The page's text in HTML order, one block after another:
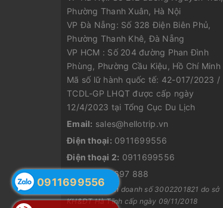
Phường Thanh Xuân, Hà Nội
VP Đà Nẵng: Số 328 Điện Biên Phủ,
Phường Thanh Khê, Đà Nẵng
VP HCM : Số 204 đường Phan Đình
Phùng, Phường Cầu Kiệu, Hồ Chí Minh
Mã số lữ hành quốc tế: 42-017/2023 /
TCDL-GP LHQT được cấp ngày
12/4/2023 tại Tổng Cục Du Lịch
Email: sales@hellotrip.vn
Điện thoại: 0911699556
Điện thoại 2: 0911699556
0816 697 888
Giấy phép kinh doanh số 3002201821 do sở
KH&ĐT Hà Tĩnh cấp ngày 09/11/2018
0911699556